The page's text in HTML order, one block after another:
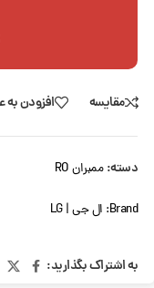
مقایسه افزودن به
دسته: ممبران RO
Brand: ال جی | LG
به اشتراک بگذارید: